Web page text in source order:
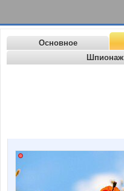
Основное
Шпионаж